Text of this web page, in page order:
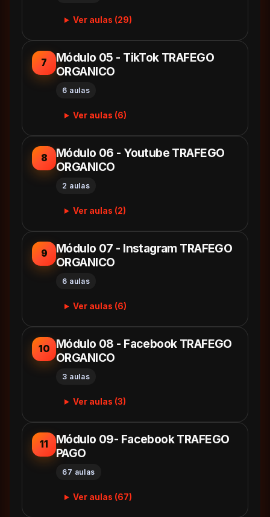
Ver aulas (29)
7
Módulo 05 - TikTok TRAFEGO
ORGANICO
6 aulas
Ver aulas (6)
8
Módulo 06 - Youtube TRAFEGO
ORGANICO
2 aulas
Ver aulas (2)
9
Módulo 07 - Instagram TRAFEGO
ORGANICO
6 aulas
Ver aulas (6)
10
Módulo 08 - Facebook TRAFEGO
ORGANICO
3 aulas
Ver aulas (3)
11
Módulo 09- Facebook TRAFEGO
PAGO
67 aulas
Ver aulas (67)